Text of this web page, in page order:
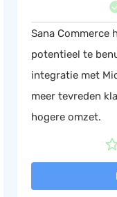
Sana Commerce
potentieel te
integratie met
meer tevreden
hogere omzet.